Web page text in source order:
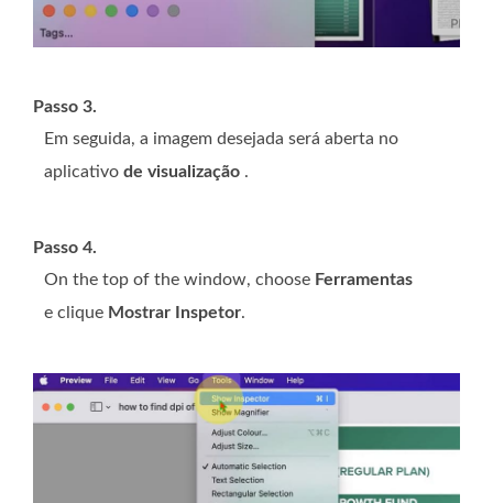
Passo 3.
Em seguida, a imagem desejada será aberta no
aplicativo de visualização .
Passo 4.
On the top of the window, choose Ferramentas
e clique Mostrar Inspetor.